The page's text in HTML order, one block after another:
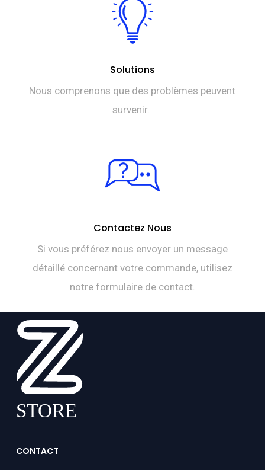
Solutions
Nous comprenons que des problèmes peuvent
survenir.
Contactez Nous
Si vous préférez nous envoyer un message
détaillé concernant votre commande, utilisez
notre formulaire de contact.
CONTACT